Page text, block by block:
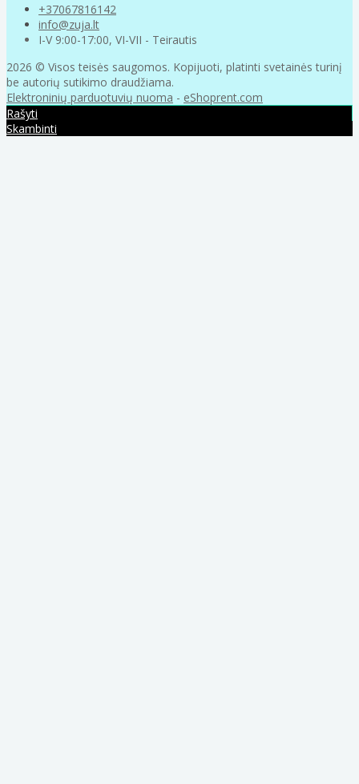
+37067816142
info@zuja.lt
I-V 9:00-17:00, VI-VII - Teirautis
2026 © Visos teisės saugomos. Kopijuoti, platinti svetainės turinį
be autorių sutikimo draudžiama.
Elektroninių parduotuvių nuoma - eShoprent.com
Rašyti
Skambinti